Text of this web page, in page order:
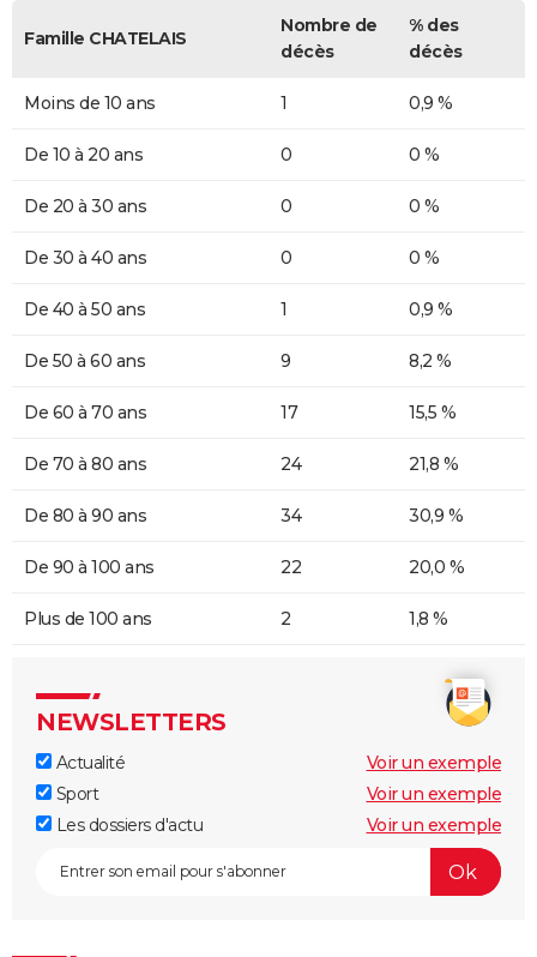
Famille CHATELAIS
Nombre de
décès
% des
décès
Moins de 10 ans 1 0,9 %
De 10 à 20 ans 0 0 %
De 20 à 30 ans 0 0 %
De 30 à 40 ans 0 0 %
De 40 à 50 ans 1 0,9 %
De 50 à 60 ans 9 8,2 %
De 60 à 70 ans 17 15,5 %
De 70 à 80 ans 24 21,8 %
De 80 à 90 ans 34 30,9 %
De 90 à 100 ans 22 20,0 %
Plus de 100 ans 2 1,8 %
NEWSLETTERS
Actualité
Voir un exemple
Sport
Voir un exemple
Les dossiers d'actu
Voir un exemple